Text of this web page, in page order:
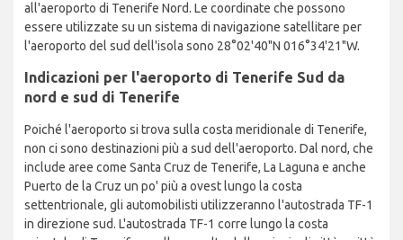
all'aeroporto di Tenerife Nord. Le coordinate che possono
essere utilizzate su un sistema di navigazione satellitare per
l'aeroporto del sud dell'isola sono 28°02'40"N 016°34'21"W.
Indicazioni per l'aeroporto di Tenerife Sud da
nord e sud di Tenerife
Poiché l'aeroporto si trova sulla costa meridionale di Tenerife,
non ci sono destinazioni più a sud dell'aeroporto. Dal nord, che
include aree come Santa Cruz de Tenerife, La Laguna e anche
Puerto de la Cruz un po' più a ovest lungo la costa
settentrionale, gli automobilisti utilizzeranno l'autostrada TF-1
in direzione sud. L'autostrada TF-1 corre lungo la costa